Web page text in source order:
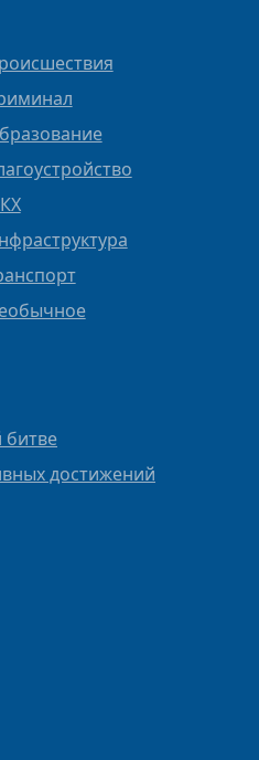
битве
достижений